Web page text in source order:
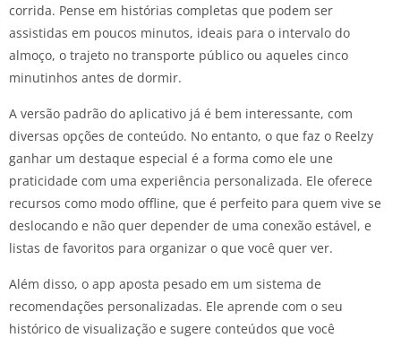
corrida. Pense em histórias completas que podem ser
assistidas em poucos minutos, ideais para o intervalo do
almoço, o trajeto no transporte público ou aqueles cinco
minutinhos antes de dormir.
A versão padrão do aplicativo já é bem interessante, com
diversas opções de conteúdo. No entanto, o que faz o Reelzy
ganhar um destaque especial é a forma como ele une
praticidade com uma experiência personalizada. Ele oferece
recursos como modo offline, que é perfeito para quem vive se
deslocando e não quer depender de uma conexão estável, e
listas de favoritos para organizar o que você quer ver.
Além disso, o app aposta pesado em um sistema de
recomendações personalizadas. Ele aprende com o seu
histórico de visualização e sugere conteúdos que você